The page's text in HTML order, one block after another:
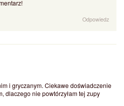
Odpowiedz
i gryczanym. Ciekawe doświadczenie
dlaczego nie powtórzyłam tej zupy